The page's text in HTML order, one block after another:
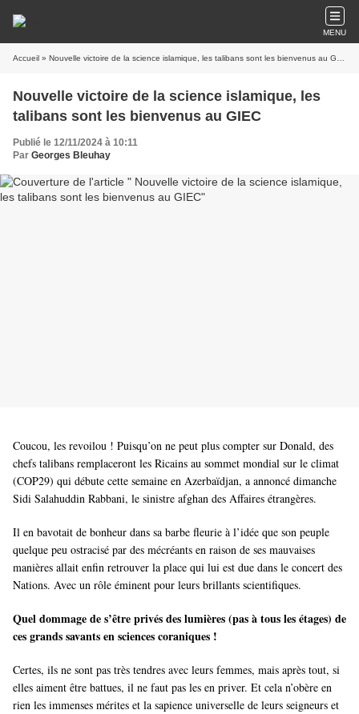
MENU
Accueil » Nouvelle victoire de la science islamique, les talibans sont les bienvenus au GIEC
Nouvelle victoire de la science islamique, les
talibans sont les bienvenus au GIEC
Publié le 12/11/2024 à 10:11
Par Georges Bleuhay
Coucou, les revoilou ! Puisqu’on ne peut plus compter sur Donald, des
chefs talibans remplaceront les Ricains au sommet mondial sur le climat
(COP29) qui débute cette semaine en Azerbaïdjan, a annoncé dimanche
Sidi Salahuddin Rabbani, le sinistre afghan des Affaires étrangères.
Il en bavotait de bonheur dans sa barbe fleurie à l’idée que son peuple
quelque peu ostracisé par des mécréants en raison de ses mauvaises
manières allait enfin retrouver la place qui lui est due dans le concert des
Nations. Avec un rôle éminent pour leurs brillants scientifiques.
Quel dommage de s’être privés des lumières (pas à tous les étages) de
ces grands savants en sciences coraniques !
Certes, ils ne sont pas très tendres avec leurs femmes, mais après tout, si
elles aiment être battues, il ne faut pas les en priver. Et cela n’obère en
rien les immenses mérites et la sapience universelle de leurs seigneurs et